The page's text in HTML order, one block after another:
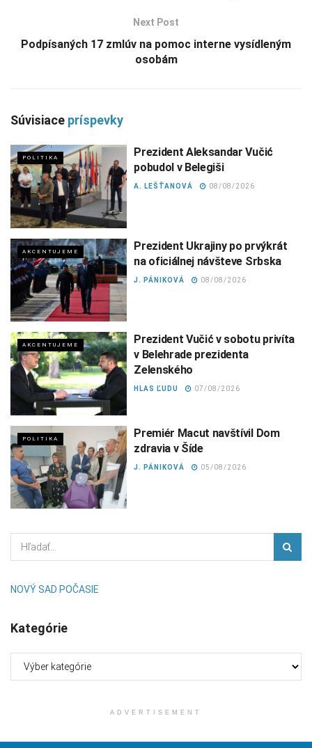
Next Post
Podpísaných 17 zmlúv na pomoc interne vysídleným
osobám
Súvisiace príspevky
POLITIKA
Prezident Aleksandar Vučić
pobudol v Belegiši
A. LEŠŤANOVÁ 08/08/2026
AKCENTUJEME
Prezident Ukrajiny po prvýkrát
na oficiálnej návšteve Srbska
J. PÁNIKOVÁ 08/08/2026
AKCENTUJEME
Prezident Vučić v sobotu privíta
v Belehrade prezidenta
Zelenského
HLAS ĽUDU 07/08/2026
POLITIKA
Premiér Macut navštívil Dom
zdravia v Šíde
J. PÁNIKOVÁ 05/08/2026
NOVÝ SAD POČASIE
Kategórie
ADVERTISEMENT